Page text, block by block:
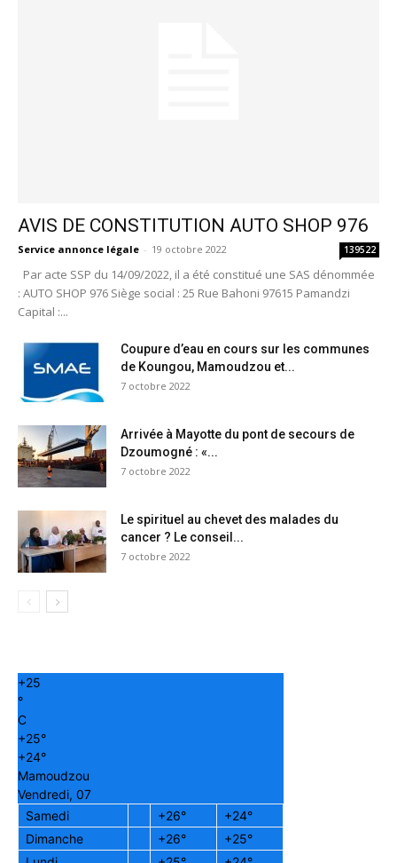
AVIS DE CONSTITUTION AUTO SHOP 976
Service annonce légale - 19 octobre 2022 139522
Par acte SSP du 14/09/2022, il a été constitué une SAS dénommée
: AUTO SHOP 976 Siège social : 25 Rue Bahoni 97615 Pamandzi
Capital :...
Coupure d’eau en cours sur les communes
de Koungou, Mamoudzou et...
7 octobre 2022
Arrivée à Mayotte du pont de secours de
Dzoumogné : «...
7 octobre 2022
Le spirituel au chevet des malades du
cancer ? Le conseil...
7 octobre 2022
+25
°
C
+25°
+24°
Mamoudzou
Vendredi, 07
Samedi
+26° +24°
Dimanche
+26° +25°